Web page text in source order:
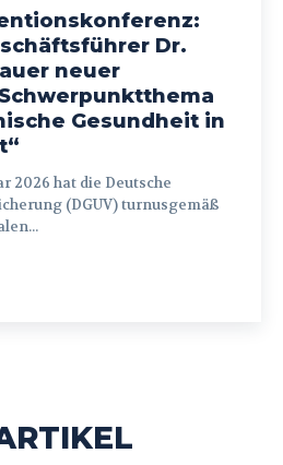
Dr.
neuer
Gesundheit in
(DGUV) turnusgemäß